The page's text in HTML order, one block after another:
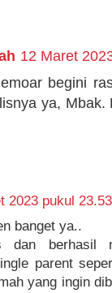
12 Maret
begini
ya,
2023 pukul 23.53
banget ya..
dan berhasil
parent
yang ingin